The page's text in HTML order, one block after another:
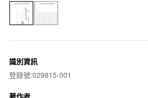
識別資訊
登錄號:029815-001
著作者